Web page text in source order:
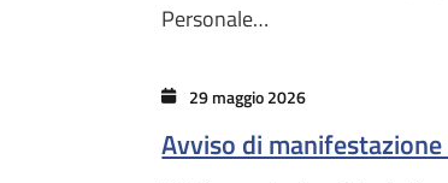
Personale…
29 maggio 2026
Avviso di